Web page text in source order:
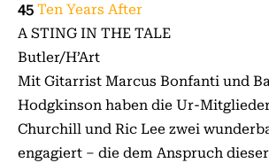
45 Ten Years After
A STING IN THE TALE
Butler/H’Art
Mit Gitarrist Marcus Bonfanti und
Hodgkinson haben die Ur-
Churchill und Ric Lee zwei
engagiert – die dem Anspruch